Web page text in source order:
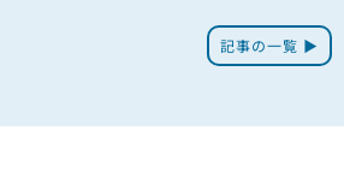
記事の一覧 ▶